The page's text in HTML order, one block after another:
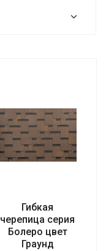
Гибкая
черепица серия
Болеро цвет
Граунд